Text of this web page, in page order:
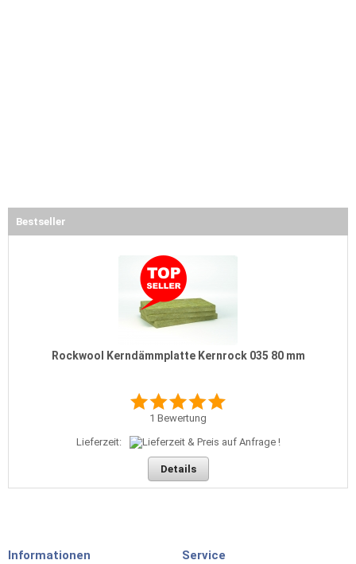
Bestseller
Rockwool Kerndämmplatte Kernrock 035 80 mm
1 Bewertung
Lieferzeit:
Details
Informationen Service